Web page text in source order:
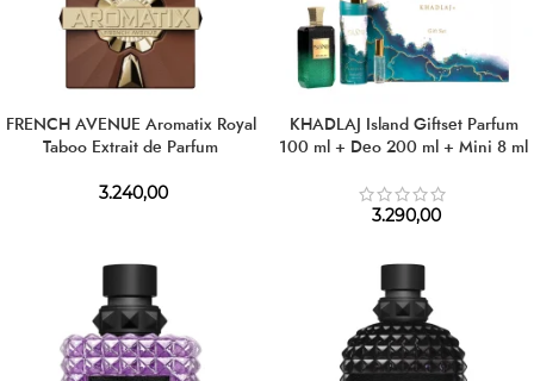
FRENCH AVENUE Aromatix Royal
Taboo Extrait de Parfum
3.240,00
KHADLAJ Island Giftset Parfum
100 ml + Deo 200 ml + Mini 8 ml
3.290,00